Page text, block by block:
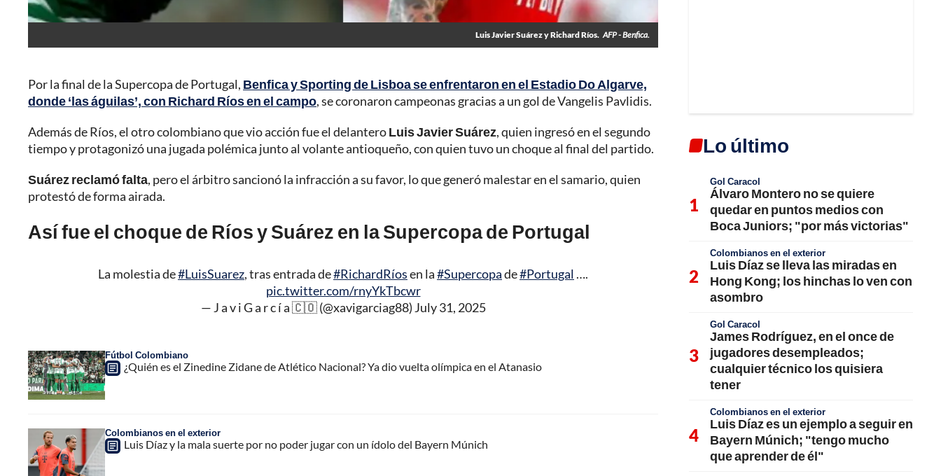
Luis Javier Suárez y Richard Ríos. AFP - Benfica.
Por la final de la Supercopa de Portugal, Benfica y Sporting de Lisboa se enfrentaron en el Estadio Do Algarve,
donde ‘las águilas’, con Richard Ríos en el campo, se coronaron campeonas gracias a un gol de Vangelis Pavlidis.
Además de Ríos, el otro colombiano que vio acción fue el delanteroLuis Javier Suárez, quien ingresó en el segundo
tiempo y protagonizó una jugada polémica junto al volante antioqueño, con quien tuvo un choque al final del partido.
Suárez reclamó falta, pero el árbitro sancionó la infracción a su favor, lo que generó malestar en el samario, quien
protestó de forma airada.
Así fue el choque de Ríos y Suárez en la Supercopa de Portugal
La molestia de#LuisSuarez, tras entrada de#RichardRíosen la#Supercopade#Portugal ….
pic.twitter.com/rnyYkTbcwr
— J a v i G a r c í a 🇨🇴 (@xavigarciag88) July 31, 2025
Fútbol Colombiano
¿Quién es el Zinedine Zidane de Atlético Nacional? Ya dio vuelta olímpica en el Atanasio
Colombianos en el exterior
Luis Díaz y la mala suerte por no poder jugar con un ídolo del Bayern Múnich
Lo último
Gol Caracol
Álvaro Montero no se quiere
quedar en puntos medios con
Boca Juniors; "por más victorias"
Colombianos en el exterior
Luis Díaz se lleva las miradas en
Hong Kong; los hinchas lo ven con
asombro
Gol Caracol
James Rodríguez, en el once de
jugadores desempleados;
cualquier técnico los quisiera
tener
Colombianos en el exterior
Luis Díaz es un ejemplo a seguir en
Bayern Múnich; "tengo mucho
que aprender de él"